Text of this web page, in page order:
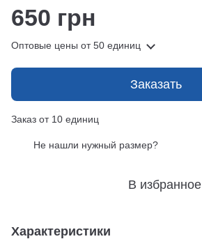
650 грн
Оптовые цены от 50 единиц
Заказать
Заказ от 10 единиц
Не нашли нужный размер?
В избранное
Характеристики